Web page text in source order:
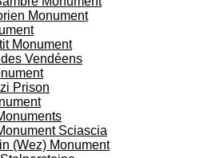
Monument
Monument
Vendéens
Prison
Sciascia
(Wez) Monument